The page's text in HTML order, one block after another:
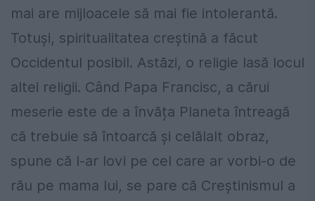
mai are mijloacele să mai fie intolerantă.
Totuși, spiritualitatea creștină a făcut
Occidentul posibil. Astăzi, o religie lasă locul
altei religii. Când Papa Francisc, a cărui
meserie este de a învăța Planeta întreagă
că trebuie să întoarcă și celălalt obraz,
spune că l-ar lovi pe cel care ar vorbi-o de
rău pe mama lui, se pare că Creștinismul a